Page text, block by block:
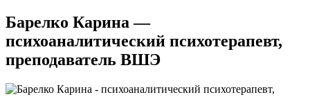
Барелко Карина —
психоаналитический психотерапевт,
преподаватель ВШЭ